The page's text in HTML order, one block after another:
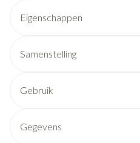
Eigenschappen
Samenstelling
Gebruik
Gegevens